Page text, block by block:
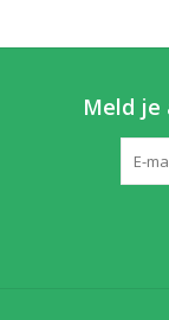
Meld je